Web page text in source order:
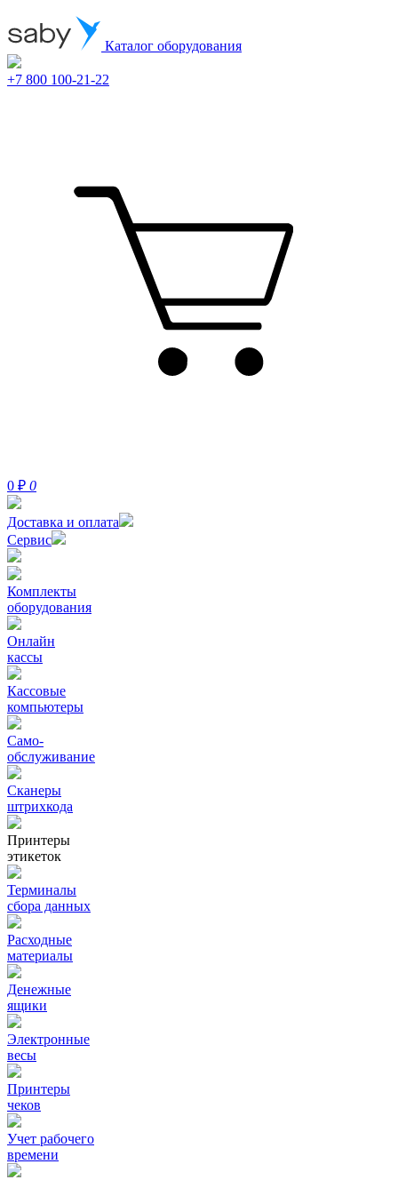
Каталог оборудования
+7 800 100-21-22
0 ₽ 0
Доставка и оплата
Сервис
Комплекты
оборудования
Онлайн
кассы
Кассовые
компьютеры
Само-
обслуживание
Сканеры
штрихкода
Принтеры
этикеток
Терминалы
сбора данных
Расходные
материалы
Денежные
ящики
Электронные
весы
Принтеры
чеков
Учет рабочего
времени